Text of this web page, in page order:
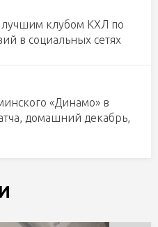
лучшим клубом КХЛ по
в социальных сетях
«Динамо» в
домашний декабрь,